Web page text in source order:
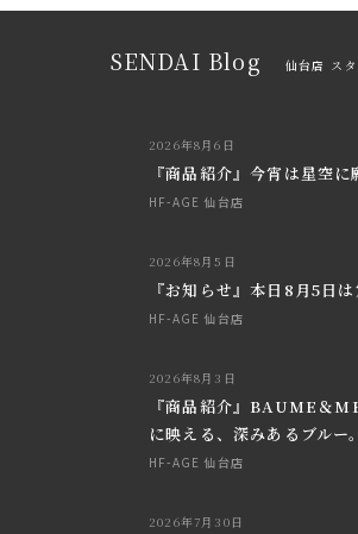
SENDAI Blog 仙台店 ス
2026年8月6日
『商品紹介』今宵は星空
HF-AGE 仙台店
2026年8月5日
『お知らせ』本日8月5日
HF-AGE 仙台店
2026年8月3日
『商品紹介』BAUME＆
に映える、深みあるブルー。
HF-AGE 仙台店
2026年7月30日